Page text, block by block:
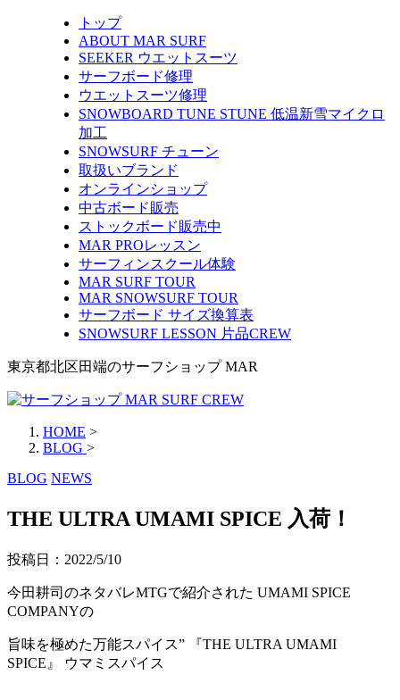
トップ
ABOUT MAR SURF
SEEKER ウエットスーツ
サーフボード修理
ウエットスーツ修理
SNOWBOARD TUNE STUNE 低温新雪マイクロ
加工
SNOWSURF チューン
取扱いブランド
オンラインショップ
中古ボード販売
ストックボード販売中
MAR PROレッスン
サーフィンスクール体験
MAR SURF TOUR
MAR SNOWSURF TOUR
サーフボード サイズ換算表
SNOWSURF LESSON 片品CREW
東京都北区田端のサーフショップ MAR
HOME >
BLOG >
BLOG NEWS
THE ULTRA UMAMI SPICE 入荷！
投稿日： 2022/5/10
今田耕司のネタバレMTGで紹介された UMAMI SPICE
COMPANYの
旨味を極めた万能スパイス” 『THE ULTRA UMAMI
SPICE』 ウマミスパイス